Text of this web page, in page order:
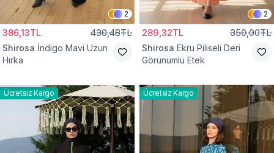
2
386,13TL 430,48TL
Shirosa İndigo Mavi Uzun
Hırka
2
289,32TL 350,00TL
Shirosa Ekru Piliseli Deri
Görünümlü Etek
Ücretsiz Kargo Ücretsiz Kargo